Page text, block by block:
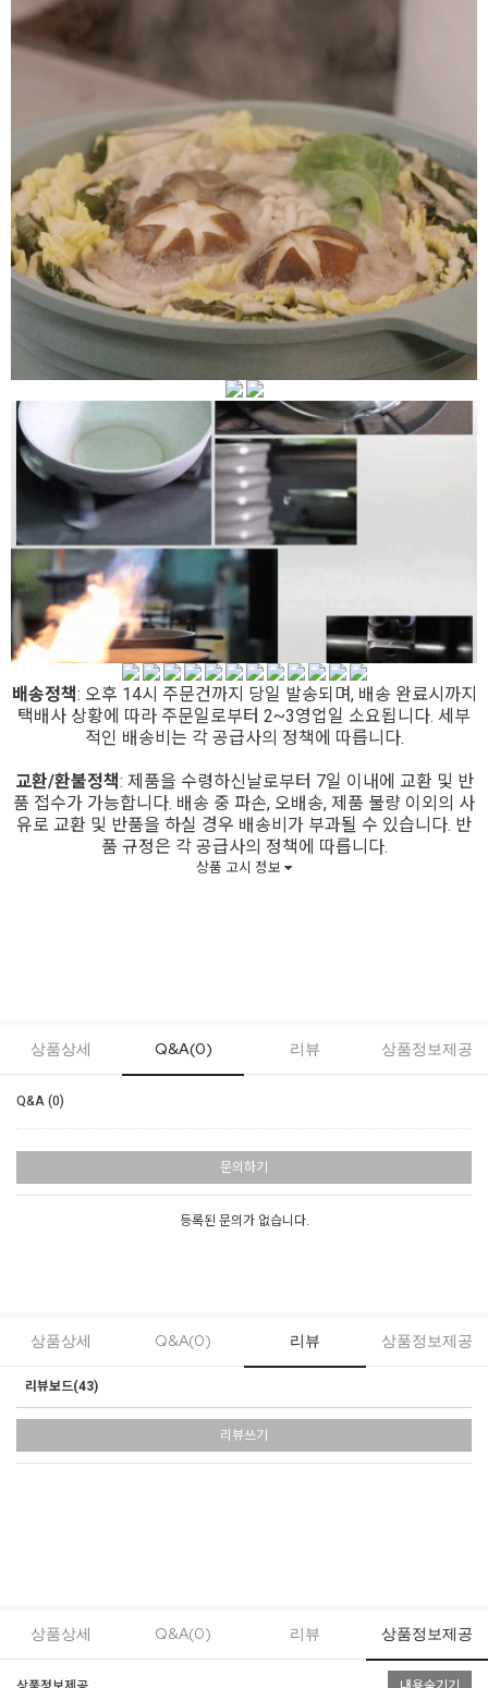
배송정책: 오후 14시 주문건까지 당일 발송되며, 배송 완료시까지
택배사 상황에 따라 주문일로부터 2~3영업일 소요됩니다. 세부
적인 배송비는 각 공급사의 정책에 따릅니다.
교환/환불정책: 제품을 수령하신날로부터 7일 이내에 교환 및 반
품 접수가 가능합니다. 배송 중 파손, 오배송, 제품 불량 이외의 사
유로 교환 및 반품을 하실 경우 배송비가 부과될 수 있습니다. 반
품 규정은 각 공급사의 정책에 따릅니다.
상품 고시 정보
상품상세 Q&A(0) 리뷰 상품정보제공
Q&A (0)
문의하기
등록된 문의가 없습니다.
상품상세 Q&A(0) 리뷰 상품정보제공
리뷰보드(43)
리뷰쓰기
상품상세 Q&A(0) 리뷰 상품정보제공